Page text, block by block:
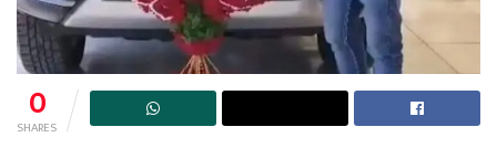
0
SHARES